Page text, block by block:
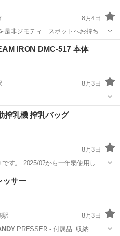
8月4日
非ジモティースポットへお持ち込
ーツ・レジャー用品、こども用品、
CD・DVDなどが無料でまとめて持
IRON DMC-517 本体
8月3日
生活家電
搾乳機 搾乳バッグ
8月3日
す。 2025/07から一年弱使用しま
明の搾乳バッグ 6枚 こちらもサー
ビー用品
ッサー
駅
8月3日
PRESSER - 付属品: 収納…